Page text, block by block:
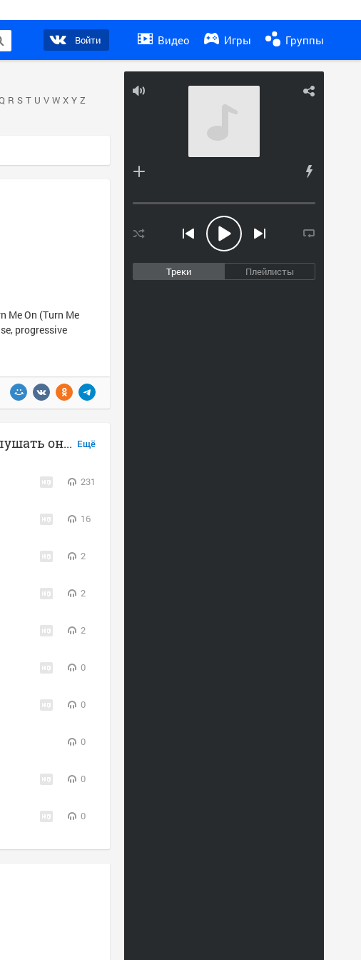
Войти Видео Игры Группы
Треки Плейлисты
R S T U V W X Y Z
Me On (Turn Me
progressive
Ещё
Hardwell feat. Mitch Crown слушать онлайн
231
16
2
2
2
0
0
0
0
0